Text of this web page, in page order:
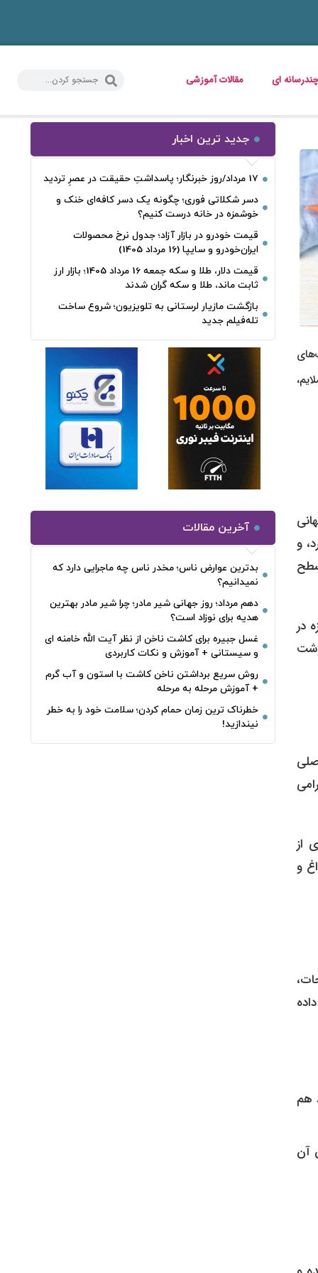
چندرسانه ای مقالات آموزشی
و
در
از
و
هم
آن
جدید ترین اخبار
17 مرداد/روز خبرنگار؛ پاسداشتِ حقیقت در عصرِ تردید
دسر شکلاتی فوری؛ چگونه یک دسر کافه‌ای خنک و
خوشمزه در خانه درست کنیم؟
قیمت خودرو در بازار آزاد؛ جدول نرخ محصولات
ایران‌خودرو و سایپا (16 مرداد 1405)
قیمت دلار، طلا و سکه جمعه 16 مرداد 1405؛ بازار ارز
ثابت ماند، طلا و سکه گران شدند
بازگشت مازیار لرستانی به تلویزیون؛ شروع ساخت
تله‌فیلم جدید
آخرین مقالات
بدترین عوارض ناس؛ مخدر ناس چه ماجرایی دارد که
نمیدانیم؟
دهم مرداد؛ روز جهانی شیر مادر؛ چرا شیر مادر بهترین
هدیه برای نوزاد است؟
غسل جبیره برای کاشت ناخن از نظر آیت الله خامنه ای
و سیستانی + آموزش و نکات کاربردی
روش سریع برداشتن ناخن کاشت با استون و آب گرم
+ آموزش مرحله به مرحله
خطرناک‌ ترین زمان‌ حمام کردن؛ سلامت خود را به خطر
نیندازید!